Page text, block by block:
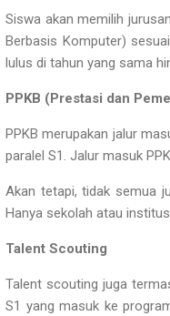
Siswa akan memilih
Berbasis Komputer)
lulus di tahun yang sama
PPKB (Prestasi dan
PPKB merupakan jalur
paralel S1. Jalur masuk
Akan tetapi, tidak semua
Hanya sekolah atau
Talent Scouting
Talent scouting juga
S1 yang masuk ke